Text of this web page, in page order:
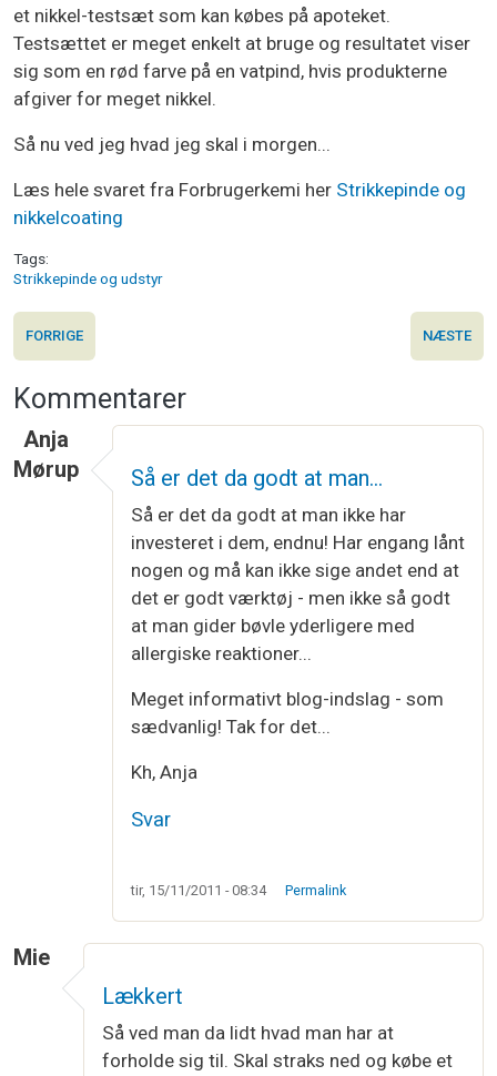
et nikkel-testsæt som kan købes på apoteket.
Testsættet er meget enkelt at bruge og resultatet viser
sig som en rød farve på en vatpind, hvis produkterne
afgiver for meget nikkel.
Så nu ved jeg hvad jeg skal i morgen...
Læs hele svaret fra Forbrugerkemi her Strikkepinde og
nikkelcoating
Tags
Strikkepinde og udstyr
FORRIGE NÆSTE
Kommentarer
Anja
Mørup
Så er det da godt at man…
Så er det da godt at man ikke har
investeret i dem, endnu! Har engang lånt
nogen og må kan ikke sige andet end at
det er godt værktøj - men ikke så godt
at man gider bøvle yderligere med
allergiske reaktioner...
Meget informativt blog-indslag - som
sædvanlig! Tak for det...
Kh, Anja
Svar
tir, 15/11/2011 - 08:34 Permalink
Mie
Lækkert
Så ved man da lidt hvad man har at
forholde sig til. Skal straks ned og købe et